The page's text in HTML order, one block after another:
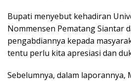
Bupati menyebut kehadiran
Nommensen Pematang Siantar
pengabdiannya kepada
tentu perlu kita apresiasi dan
Sebelumnya, dalam laporannya,